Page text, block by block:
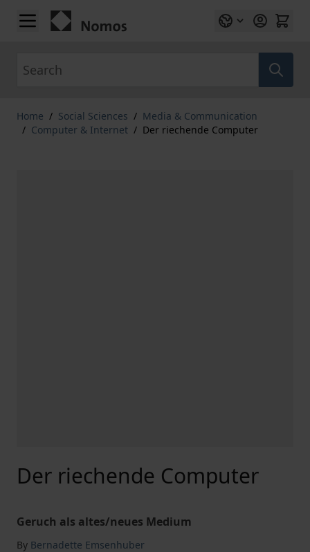
Skip to Content
Home / Social Sciences / Media & Communication
/ Computer & Internet / Der riechende Computer
Der riechende Computer
Geruch als altes/neues Medium
By Bernadette Emsenhuber